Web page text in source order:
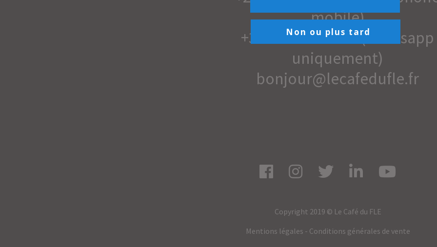
mobile)
+33 6 84 42 48 21 (whatsapp
uniquement)
bonjour@lecafedufle.fr
Copyright 2019 © Le Café du FLE
Mentions légales - Conditions générales de vente
Non ou plus tard